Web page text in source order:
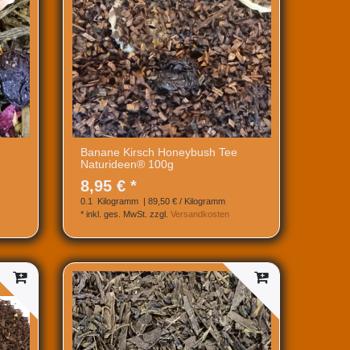
Banane Kirsch Honeybush Tee
Naturideen® 100g
8,95 € *
0.1 Kilogramm | 89,50 € / Kilogramm
* inkl. ges. MwSt. zzgl. Versandkosten